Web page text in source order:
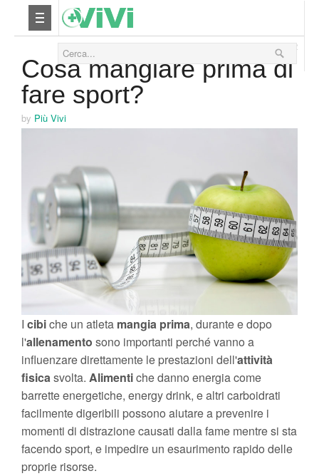
Salute
Bellezza
Fitness
Relax
Viaggi & Vacanze
12 Dicembre 2012
Cosa mangiare prima di
fare sport?
by Più Vivi
I cibiche un atleta mangia prima, durante e dopo
l'allenamento sono importanti perché vanno a
influenzare direttamente le prestazioni dell'attività
fisicasvolta. Alimentiche danno energia come
barrette energetiche, energy drink, e altri carboidrati
facilmente digeribili possono aiutare a prevenire i
momenti di distrazione causati dalla fame mentre si sta
facendo sport, e impedire un esaurimento rapido delle
proprie risorse.